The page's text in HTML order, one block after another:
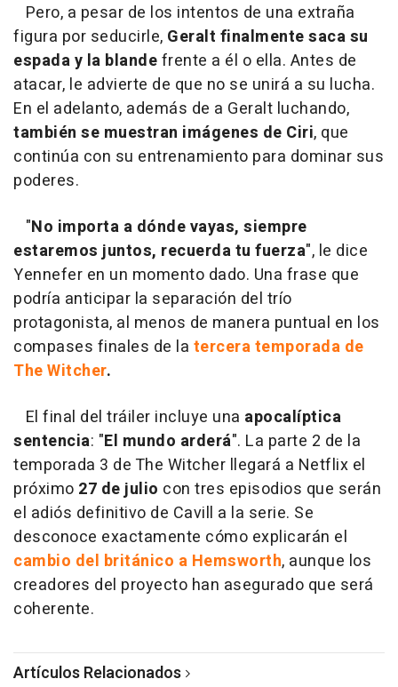
Pero, a pesar de los intentos de una extraña
figura por seducirle, Geralt finalmente saca su
espada y la blandefrente a él o ella. Antes de
atacar, le advierte de que no se unirá a su lucha.
En el adelanto, además de a Geralt luchando,
también se muestran imágenes de Ciri, que
continúa con su entrenamiento para dominar sus
poderes.
"No importa a dónde vayas, siempre
estaremos juntos, recuerda tu fuerza", le dice
Yennefer en un momento dado. Una frase que
podría anticipar la separación del trío
protagonista, al menos de manera puntual en los
compases finales de la tercera temporada de
The Witcher.
El final del tráiler incluye una apocalíptica
sentencia: "El mundo arderá". La parte 2 de la
temporada 3 de The Witcher llegará a Netflix el
próximo 27 de julio con tres episodios que serán
el adiós definitivo de Cavill a la serie. Se
desconoce exactamente cómo explicarán el
cambio del británico a Hemsworth, aunque los
creadores del proyecto han asegurado que será
coherente.
Artículos Relacionados